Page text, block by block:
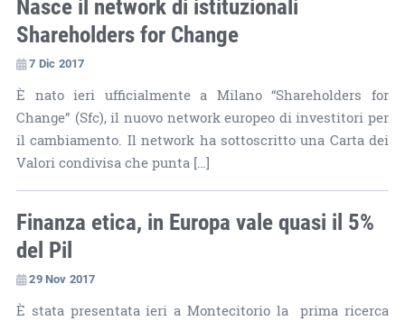
Shareholders for Change
7 Dic 2017
È nato ieri ufficialmente a Milano “Shareholders for
Change” (Sfc), il nuovo network europeo di investitori per
il cambiamento. Il network ha sottoscritto una Carta dei
Valori condivisa che punta […]
Finanza etica, in Europa vale quasi il 5%
del Pil
29 Nov 2017
È stata presentata ieri a Montecitorio la prima ricerca